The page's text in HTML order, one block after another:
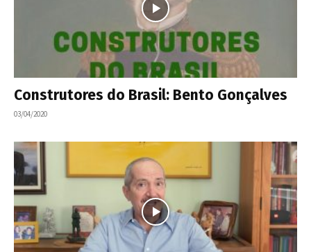
Construtores do Brasil: Bento Gonçalves
03/04/2020